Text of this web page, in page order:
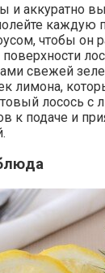
и аккуратно
каждую
чтобы он
свежей
лимона,
лосось с
к подаче и